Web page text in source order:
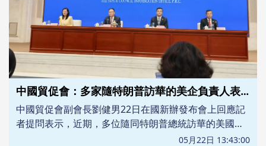
中國貿促會：多家隨特朗普訪華的美企負責人表態看好中國
中國貿促會副會長劉健男22日在國新辦發布會上回應記
者提問表示，近期，多位隨同特朗普總統訪華的美國企
業主要負責人到訪或聯繫中國貿促會，都積極評價了兩
05月22日 13:43:00